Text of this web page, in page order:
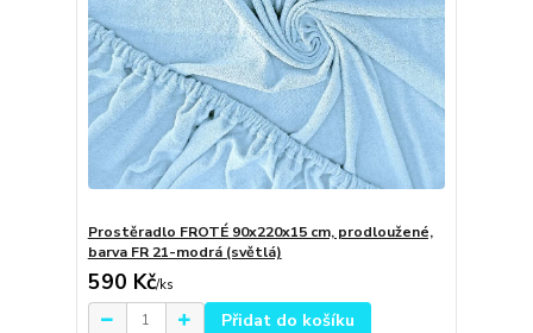
Prostěradlo FROTÉ 90x220x15 cm, prodloužené,
barva FR 21-modrá (světlá)
590 Kč/ks
Přidat do košíku